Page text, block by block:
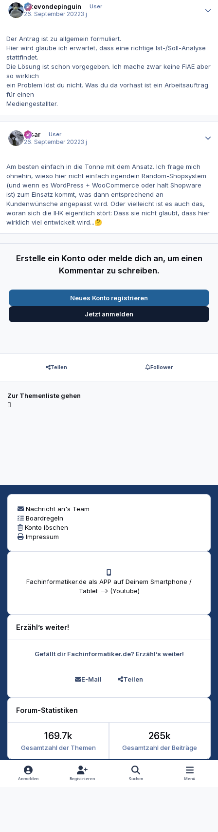
ickevondepinguin
User
26. September 20223 j
Der Antrag ist zu allgemein formuliert.
Hier wird glaube ich erwartet, dass eine richtige Ist-/Soll-Analyse
stattfindet.
Die Lösung ist schon vorgegeben. Ich mache zwar keine FiAE aber
so wirklich
ein Problem löst du nicht. Was du da vorhast ist ein Arbeitsauftrag
für einen
Mediengestallter.
Visar
User
26. September 20223 j
Am besten einfach in die Tonne mit dem Ansatz. Ich frage mich
ohnehin, wieso hier nicht einfach irgendein Random-Shopsystem
(und wenn es WordPress + WooCommerce oder halt Shopware
ist) zum Einsatz kommt, was dann entsprechend an
Kundenwünsche angepasst wird. Oder vielleicht ist es auch das,
woran sich die IHK eigentlich stört: Dass sie nicht glaubt, dass hier
wirklich viel entwickelt wird...🤔
Erstelle ein Konto oder melde dich an, um einen
Kommentar zu schreiben.
Neues Konto registrieren
Jetzt anmelden
Teilen Follower
Zur Themenliste gehen
Nachricht an's Team
Boardregeln
Konto löschen
Impressum
Fachinformatiker.de als APP auf Deinem Smartphone /
Tablet --> (Youtube)
Erzähl’s weiter!
Gefällt dir Fachinformatiker.de? Erzähl’s weiter!
E-Mail Teilen
Forum-Statistiken
Gesamtzahl der Themen
169.7k
Gesamtzahl der Beiträge
265k
Heller Modus
Dunkler Modus
Systemeinstellung
Anmelden Registrieren Suchen Menü